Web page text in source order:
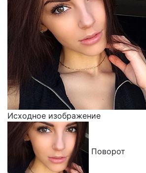
Исходное изображение
Поворот